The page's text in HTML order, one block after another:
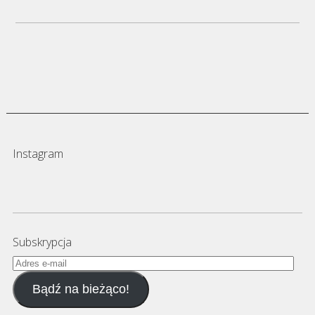
Instagram
Subskrypcja
Adres
e-
mailBądź na bieżąco!